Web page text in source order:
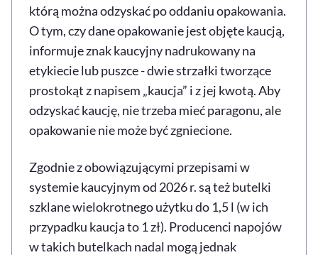
którą można odzyskać po oddaniu opakowania.
O tym, czy dane opakowanie jest objęte kaucją,
informuje znak kaucyjny nadrukowany na
etykiecie lub puszce - dwie strzałki tworzące
prostokąt z napisem „kaucja” i z jej kwotą. Aby
odzyskać kaucję, nie trzeba mieć paragonu, ale
opakowanie nie może być zgniecione.
Zgodnie z obowiązującymi przepisami w
systemie kaucyjnym od 2026 r. są też butelki
szklane wielokrotnego użytku do 1,5 l (w ich
przypadku kaucja to 1 zł). Producenci napojów
w takich butelkach nadal mogą jednak